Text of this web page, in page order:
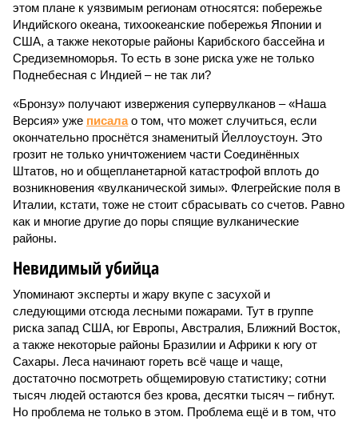
этом плане к уязвимым регионам относятся: побережье
Индийского океана, тихо­океанские побережья Японии и
США, а также некоторые районы Карибского бассейна и
Средиземноморья. То есть в зоне риска уже не только
Поднебесная с Индией – не так ли?
«Бронзу» получают извержения супервулканов – «Наша
Версия» уже писалао том, что может случиться, если
окончательно проснётся знаменитый Йеллоустоун. Это
грозит не только уничтожением части Соединённых
Штатов, но и общепланетарной катастрофой вплоть до
возникновения «вулканической зимы». Флегрейские поля в
Италии, кстати, тоже не стоит сбрасывать со счетов. Равно
как и многие другие до поры спящие вулканические
районы.
Невидимый убийца
Упоминают эксперты и жару вкупе с засухой и
следующими отсюда лесными пожарами. Тут в группе
риска запад США, юг Европы, Австралия, Ближний Восток,
а также некоторые районы Бразилии и Африки к югу от
Сахары. Леса начинают гореть всё чаще и чаще,
достаточно посмотреть общемировую статистику; сотни
тысяч людей остаются без крова, десятки тысяч – гибнут.
Но проблема не только в этом. Проблема ещё и в том, что